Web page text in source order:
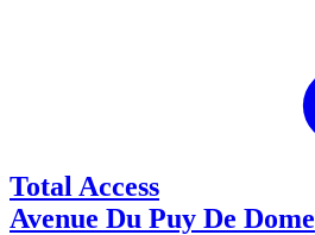
Total Access
Avenue Du Puy De Dome